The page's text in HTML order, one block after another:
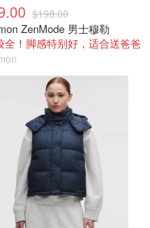
$198.00
ZenMode 男士穆勒
全！脚感特别好，适合送爸爸